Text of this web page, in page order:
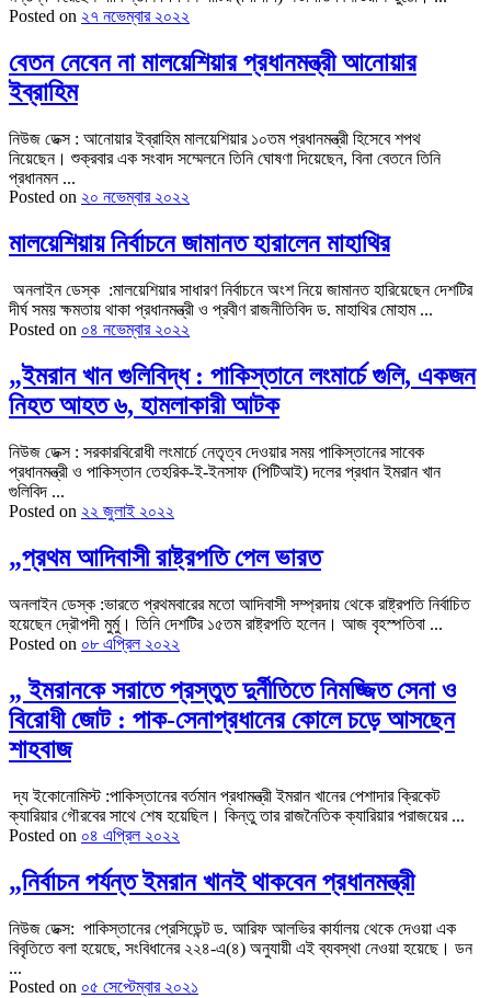
Posted on ২৭ নভেম্বার ২০২২
বেতন নেবেন না মালয়েশিয়ার প্রধানমন্ত্রী আনোয়ার
ইব্রাহিম
নিউজ ডেক্স : আনোয়ার ইব্রাহিম মালয়েশিয়ার ১০তম প্রধানমন্ত্রী হিসেবে শপথ
নিয়েছেন। শুক্রবার এক সংবাদ সম্মেলনে তিনি ঘোষণা দিয়েছেন, বিনা বেতনে তিনি
প্রধানমন ...
Posted on ২০ নভেম্বার ২০২২
মালয়েশিয়ায় নির্বাচনে জামানত হারালেন মাহাথির
অনলাইন ডেস্ক :মালয়েশিয়ার সাধারণ নির্বাচনে অংশ নিয়ে জামানত হারিয়েছেন দেশটির
দীর্ঘ সময় ক্ষমতায় থাকা প্রধানমন্ত্রী ও প্রবীণ রাজনীতিবিদ ড. মাহাথির মোহাম ...
Posted on ০৪ নভেম্বার ২০২২
„ইমরান খান গুলিবিদ্ধ : পাকিস্তানে লংমার্চে গুলি, একজন
নিহত আহত ৬, হামলাকারী আটক
নিউজ ডেক্স : সরকারবিরোধী লংমার্চে নেতৃত্ব দেওয়ার সময় পাকিস্তানের সাবেক
প্রধানমন্ত্রী ও পাকিস্তান তেহরিক-ই-ইনসাফ (পিটিআই) দলের প্রধান ইমরান খান
গুলিবিদ ...
Posted on ২২ জুলাই ২০২২
„প্রথম আদিবাসী রাষ্ট্রপতি পেল ভারত
অনলাইন ডেস্ক :ভারতে প্রথমবারের মতো ‍আদিবাসী সম্প্রদায় থেকে রাষ্ট্রপতি নির্বাচিত
হয়েছেন দ্রৌপদী মুর্মু। তিনি দেশটির ১৫তম রাষ্ট্রপতি হলেন। আজ বৃহস্পতিবা ...
Posted on ০৮ এপ্রিল ২০২২
„ ইমরানকে সরাতে প্রস্তুত দুর্নীতিতে নিমজ্জিত সেনা ও
বিরোধী জোট : পাক-সেনাপ্রধানের কোলে চড়ে আসছেন
শাহবাজ
দ্য ইকোনোমিস্ট :পাকিস্তানের বর্তমান প্রধামন্ত্রী ইমরান খানের পেশাদার ক্রিকেট
ক্যারিয়ার গৌরবের সাথে শেষ হয়েছিল। কিন্তু তার রাজনৈতিক ক্যারিয়ার পরাজয়ের ...
Posted on ০৪ এপ্রিল ২০২২
„নির্বাচন পর্যন্ত ইমরান খানই থাকবেন প্রধানমন্ত্রী
নিউজ ডেক্স: পাকিস্তানের প্রেসিডেন্ট ড. আরিফ আলভির কার্যালয় থেকে দেওয়া এক
বিবৃতিতে বলা হয়েছে, সংবিধানের ২২৪-এ(৪) অনুযায়ী এই ব্যবস্থা নেওয়া হয়েছে। ডন
...
Posted on ০৫ সেপ্টেম্বার ২০২১